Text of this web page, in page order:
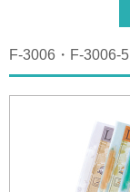
F-3006・F-